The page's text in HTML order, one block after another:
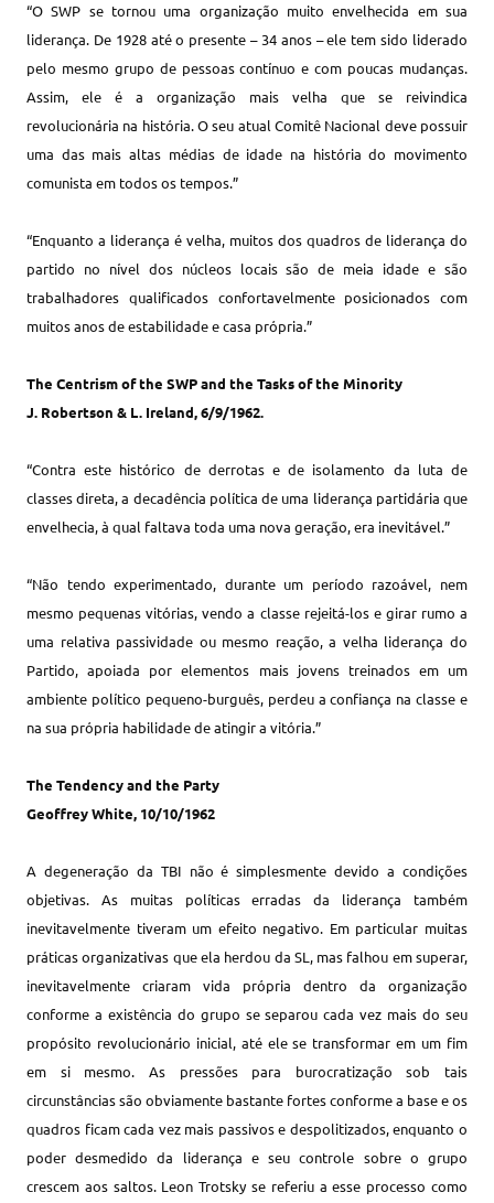
“O SWP se tornou uma organização muito envelhecida em sua
liderança. De 1928 até o presente – 34 anos – ele tem sido liderado
pelo mesmo grupo de pessoas contínuo e com poucas mudanças.
Assim, ele é a organização mais velha que se reivindica
revolucionária na história. O seu atual Comitê Nacional deve possuir
uma das mais altas médias de idade na história do movimento
comunista em todos os tempos.”
“Enquanto a liderança é velha, muitos dos quadros de liderança do
partido no nível dos núcleos locais são de meia idade e são
trabalhadores qualificados confortavelmente posicionados com
muitos anos de estabilidade e casa própria.”
The Centrism of the SWP and the Tasks of the Minority
J. Robertson & L. Ireland, 6/9/1962.
“Contra este histórico de derrotas e de isolamento da luta de
classes direta, a decadência política de uma liderança partidária que
envelhecia, à qual faltava toda uma nova geração, era inevitável.”
“Não tendo experimentado, durante um período razoável, nem
mesmo pequenas vitórias, vendo a classe rejeitá-los e girar rumo a
uma relativa passividade ou mesmo reação, a velha liderança do
Partido, apoiada por elementos mais jovens treinados em um
ambiente político pequeno-burguês, perdeu a confiança na classe e
na sua própria habilidade de atingir a vitória.”
The Tendencyand the Party
Geoffrey White, 10/10/1962
A degeneração da TBI não é simplesmente devido a condições
objetivas. As muitas políticas erradas da liderança também
inevitavelmente tiveram um efeito negativo. Em particular muitas
práticas organizativas que ela herdou da SL, mas falhou em superar,
inevitavelmente criaram vida própria dentro da organização
conforme a existência do grupo se separou cada vez mais do seu
propósito revolucionário inicial, até ele se transformar em um fim
em si mesmo. As pressões para burocratização sob tais
circunstâncias são obviamente bastante fortes conforme a base e os
quadros ficam cada vez mais passivos e despolitizados, enquanto o
poder desmedido da liderança e seu controle sobre o grupo
crescem aos saltos. Leon Trotsky se referiu a esse processo como